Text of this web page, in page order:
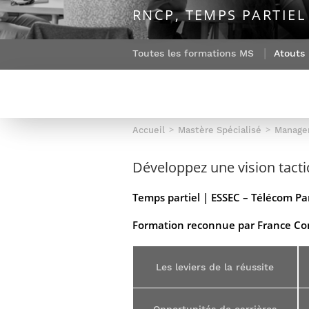
Sport (fr)
Mobilité en France
Parcours Numérique Responsable
Enquête 1er emploi
Expert cybersécurité des réseaux
et des systèmes d’information
Intelligence Artificielle – Expert
Manager des systèmes
d’information (admissions closes)
RNCP, TEMPS PARTIEL
Toutes les formations MS Atouts
Accueil Mastère Spécialisé
Développez une vision
Temps partiel | ESSEC – Télécom
Formation reconnue par France
Les leviers de la réussite